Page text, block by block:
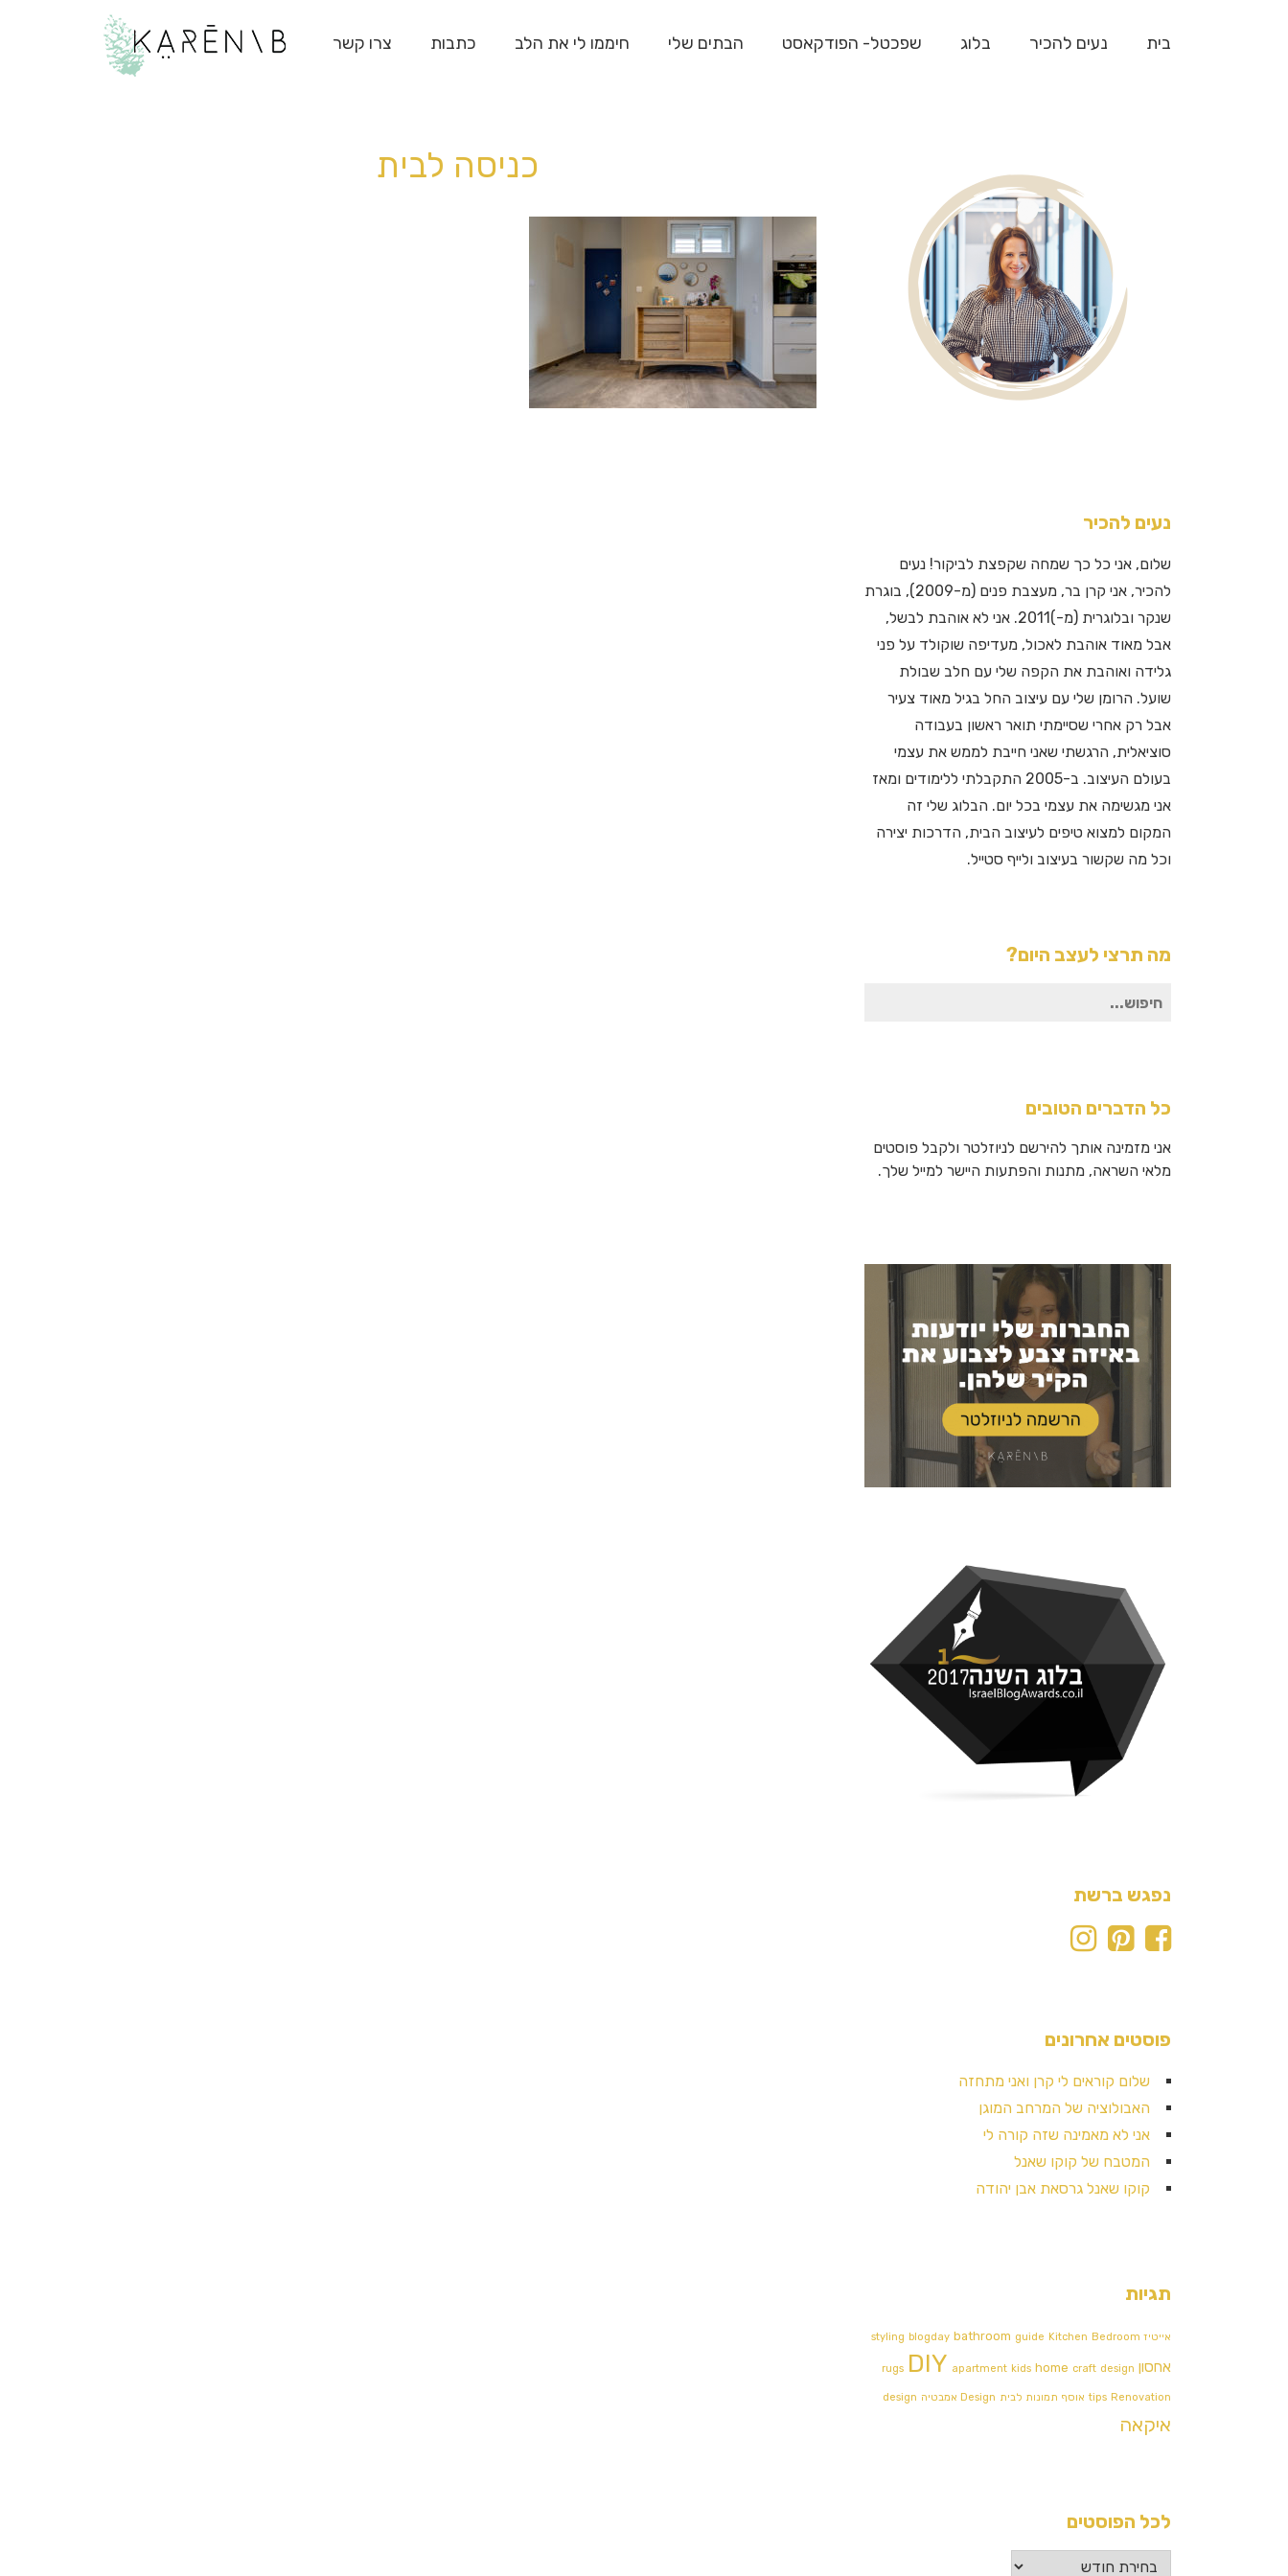
בית נעים להכיר בלוג שפכטל- הפודקאסט הבתים שלי חיממו לי את הלב כתבות צרו קשר
כניסה לבית
נעים להכיר
שלום, אני כל כך שמחה שקפצת לביקור! נעים
להכיר, אני קרן בר, מעצבת פנים (מ-2009), בוגרת
שנקר ובלוגרית (מ-)2011. אני לא אוהבת לבשל,
אבל מאוד אוהבת לאכול, מעדיפה שוקולד על פני
גלידה ואוהבת את הקפה שלי עם חלב שבולת
שועל. הרומן שלי עם עיצוב החל בגיל מאוד צעיר
אבל רק אחרי שסיימתי תואר ראשון בעבודה
סוציאלית, הרגשתי שאני חייבת לממש את עצמי
בעולם העיצוב. ב-2005 התקבלתי ללימודים ומאז
אני מגשימה את עצמי בכל יום. הבלוג שלי זה
המקום למצוא טיפים לעיצוב הבית, הדרכות יצירה
וכל מה שקשור בעיצוב ולייף סטייל.
מה תרצי לעצב היום?
חיפוש
כל הדברים הטובים
אני מזמינה אותך להירשם לניוזלטר ולקבל פוסטים
מלאי השראה, מתנות והפתעות היישר למייל שלך.
נפגש ברשת
פוסטים אחרונים
שלום קוראים לי קרן ואני מתחזה
האבולוציה של המרחב המוגן
אני לא מאמינה שזה קורה לי
המטבח של קוקו שאנל
קוקו שאנל גרסאת אבן יהודה
תגיות
אייטיז styling blogday bathroom guide Kitchen Bedroom
אחסון rugs DIY apartment kids home craft design
tips Renovation אוסף תמונות לבית Design אמבטיה design
איקאה
לכל הפוסטים
לכל